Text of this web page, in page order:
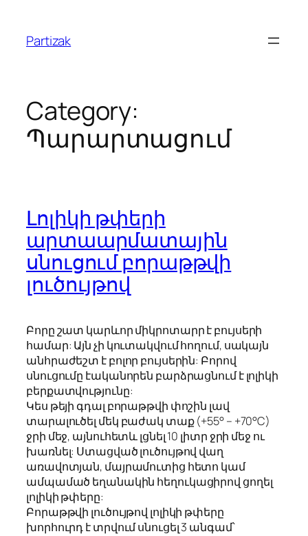
content
Partizak
Category:
Պարարտացում
Լոլիկի թփերի
արտաարմատային
սնուցում բորաթթվի
լուծույթով
Բորը շատ կարևոր միկրոտարր է բույսերի
համար: Այն չի կուտակվում հողում, սակայն
անհրաժեշտ է բոլոր բույսերին: Բորով
սնուցումը էականորեն բարձրացնում է լոլիկի
բերքատվությունը:
Կես թեյի գդալ բորաթթվի փոշին լավ
տարալուծել մեկ բաժակ տաք (+55° – +70°C)
ջրի մեջ, այնուհետև լցնել 10 լիտր ջրի մեջ ու
խառնել: Ստացված լուծույթով վաղ
առավոտյան, մայրամուտից հետո կամ
ամպամած եղանակին հեղուկացիրով ցողել
լոլիկի թփերը:
Բորաթթվի լուծույթով լոլիկի թփերը
խորհուրդ է տրվում սնուցել 3 անգամ՝